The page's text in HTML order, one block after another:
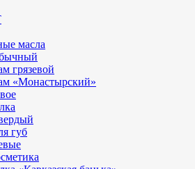
масла
грязевой
«Монастырский»
губ